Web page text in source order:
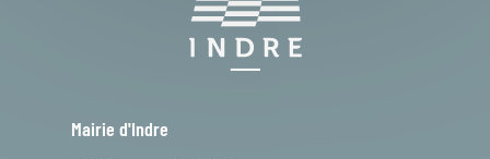
Mairie d'Indre